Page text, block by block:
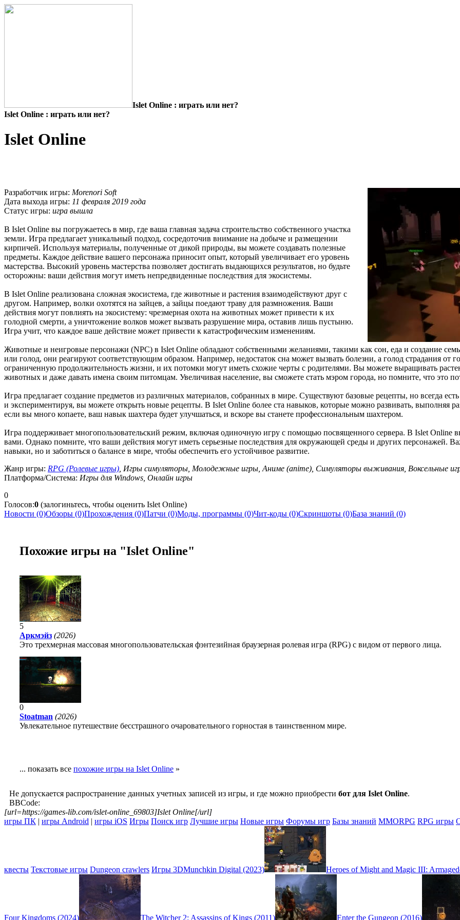
Islet Online : играть или нет?
Islet Online : играть или нет?
Islet Online
Разработчик игры: Morenori Soft
Дата выхода игры: 11 февраля 2019 года
Статус игры: игра вышла
В Islet Online вы погружаетесь в мир, где ваша главная задача строительство собственного участка
земли. Игра предлагает уникальный подход, сосредоточив внимание на добыче и размещении
кирпичей. Используя материалы, полученные от дикой природы, вы можете создавать полезные
предметы. Каждое действие вашего персонажа приносит опыт, который увеличивает его уровень
мастерства. Высокий уровень мастерства позволяет достигать выдающихся результатов, но будьте
осторожны: ваши действия могут иметь непредвиденные последствия для экосистемы.
В Islet Online реализована сложная экосистема, где животные и растения взаимодействуют друг с
другом. Например, волки охотятся на зайцев, а зайцы поедают траву для размножения. Ваши
действия могут повлиять на экосистему: чрезмерная охота на животных может привести к их
голодной смерти, а уничтожение волков может вызвать разрушение мира, оставив лишь пустыню.
Игра учит, что каждое ваше действие может привести к катастрофическим изменениям.
Животные и неигровые персонажи (NPC) в Islet Online обладают собственными желаниями, такими как сон, еда и создание
или голод, они реагируют соответствующим образом. Например, недостаток сна может вызвать болезни, а голод страдания от
ограниченную продолжительность жизни, и их потомки могут иметь схожие черты с родителями. Вы можете выращивать
животных и даже давать имена своим питомцам. Увеличивая население, вы сможете стать мэром города, но помните, что это
Игра предлагает создание предметов из различных материалов, собранных в мире. Существуют базовые рецепты, но всегда есть
и экспериментируя, вы можете открыть новые рецепты. В Islet Online более ста навыков, которые можно развивать, выполняя
если вы много копаете, ваш навык шахтера будет улучшаться, и вскоре вы станете профессиональным шахтером.
Игра поддерживает многопользовательский режим, включая одиночную игру с помощью посвященного сервера. В Islet Online
вами. Однако помните, что ваши действия могут иметь серьезные последствия для окружающей среды и других персонажей.
навыки, но и заботиться о балансе в мире, чтобы обеспечить его устойчивое развитие.
Жанр игры: RPG (Ролевые игры) , Игры симуляторы, Молодежные игры, Аниме (anime), Симуляторы выживания, Воксельные
Платформа/Система: Игры для Windows, Онлайн игры
0
Голосов:0 (залогиньтесь, чтобы оценить Islet Online)
Новости (0)Обзоры (0)Прохождения (0)Патчи (0)Моды, программы (0)Чит-коды (0)Скриншоты (0)База знаний (0)
Похожие игры на "Islet Online"
5
Аркмэйз (2026)
Это трехмерная массовая многопользовательская фэнтезийная браузерная ролевая игра (RPG) с видом от первого лица.
0
Stoatman (2026)
Увлекательное путешествие бесстрашного очаровательного горностая в таинственном мире.
... показать все похожие игры на Islet Online »
Не допускается распространение данных учетных записей из игры, и где можно приобрести бот для Islet Online.
BBCode:
[url=https://games-lib.com/islet-online_69803]Islet Online[/url]
игры ПК | игры Android | игры iOS Игры Поиск игр Лучшие игры Новые игры Форумы игр Базы знаний MMORPG RPG игры
квесты Текстовые игры Dungeon crawlers Игры 3DMunchkin Digital (2023) Heroes of Might and Magic III:
Four Kingdoms (2024) The Witcher 2: Assassins of Kings (2011) Enter the Gungeon (2016)